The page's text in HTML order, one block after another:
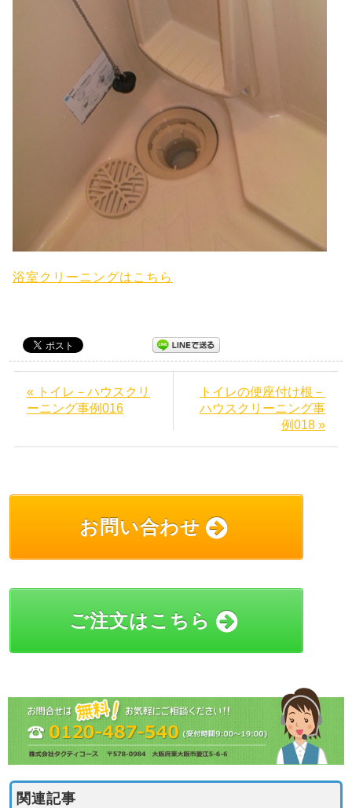
浴室クリーニングはこちら
« トイレ－ハウスクリ
ーニング事例016
トイレの便座付け根－
ハウスクリーニング事
例018 »
お問い合わせ
ご注文はこちら
関連記事